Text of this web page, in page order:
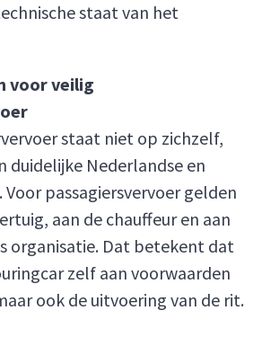
staat van het
voor veilig
staat niet op zichzelf,
duidelijke Nederlandse en
Voor passagiersvervoer gelden
aan de chauffeur en aan
organisatie. Dat betekent dat
zelf aan voorwaarden
ook de uitvoering van de rit.